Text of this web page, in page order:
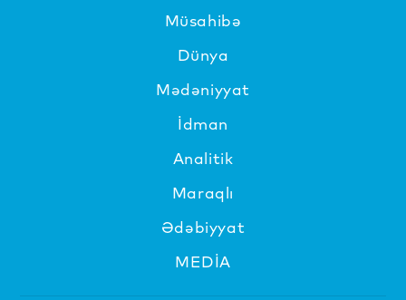
Müsahibə
Dünya
Mədəniyyat
İdman
Analitik
Maraqlı
Ədəbiyyat
MEDİA